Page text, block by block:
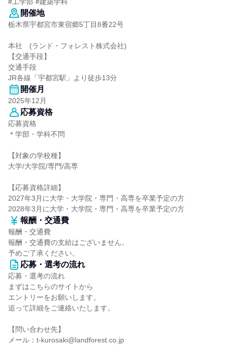
開催地
栃木県宇都宮市東宿郷5丁目8番22号
本社 (ランド・フォレスト株式会社)
【交通手段】
交通手段
JR各線「宇都宮駅」より徒歩13分
開催月
2025年12月
応募資格
応募資格
＊学部・学科不問
【対象の学校種】
大学/大学院/専門/高専
【応募資格詳細】
2027年3月に大学・大学院・専門・高専を卒業予定の方
2028年3月に大学・大学院・専門・高専を卒業予定の方
報酬・交通費
報酬・交通費
報酬・交通費の支給はございません。
予めご了承ください。
応募・選考の流れ
応募・選考の流れ
まずはこちらのサイトから
エントリーをお願いします。
追って詳細をご連絡いたします。
【問い合わせ先】
メール：t-kurosaki@landforest.co.jp